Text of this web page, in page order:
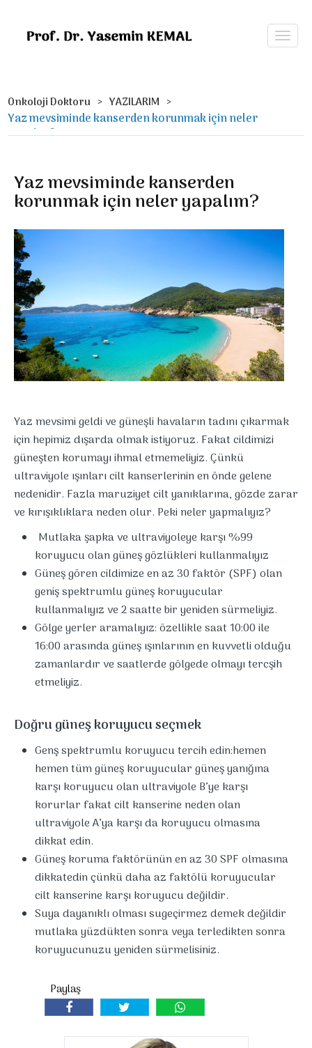
Onkoloji Doktoru YAZILARIM
Yaz mevsiminde kanserden korunmak için neler
yapalım?
Yaz mevsiminde kanserden
korunmak için neler yapalım?
Yaz mevsimi geldi ve güneşli havaların tadını çıkarmak
için hepimiz dışarda olmak istiyoruz. Fakat cildimizi
güneşten korumayı ihmal etmemeliyiz. Çünkü
ultraviyole ışınları cilt kanserlerinin en önde gelene
nedenidir. Fazla maruziyet cilt yanıklarına, gözde zarar
ve kırışıklıklara neden olur. Peki neler yapmalıyız?
Mutlaka şapka ve ultraviyoleye karşı %99
koruyucu olan güneş gözlükleri kullanmalıyız
Güneş gören cildimize en az 30 faktör (SPF) olan
geniş spektrumlu güneş koruyucular
kullanmalıyız ve 2 saatte bir yeniden sürmeliyiz.
Gölge yerler aramalıyız: özellikle saat 10:00 ile
16:00 arasında güneş ışınlarının en kuvvetli olduğu
zamanlardır ve saatlerde gölgede olmayı tercşih
etmeliyiz.
Doğru güneş koruyucu seçmek
Genş spektrumlu koruyucu tercih edin:hemen
hemen tüm güneş koruyucular güneş yanığına
karşı koruyucu olan ultraviyole B’ye karşı
korurlar fakat cilt kanserine neden olan
ultraviyole A’ya karşı da koruyucu olmasına
dikkat edin.
Güneş koruma faktörünün en az 30 SPF olmasına
dikkatedin çünkü daha az faktölü koruyucular
cilt kanserine karşı koruyucu değildir.
Suya dayanıklı olması sugeçirmez demek değildir
mutlaka yüzdükten sonra veya terledikten sonra
koruyucunuzu yeniden sürmelisiniz.